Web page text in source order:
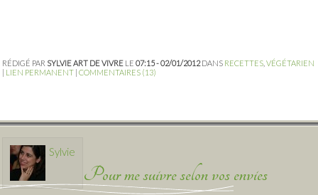
RÉDIGÉ PAR SYLVIE ART DE VIVRE LE 07:15 - 02/01/2012DANS RECETTES VÉGÉTARIEN
| LIEN PERMANENT | COMMENTAIRES (13)
Sylvie
Pour me suivre selon vos envies